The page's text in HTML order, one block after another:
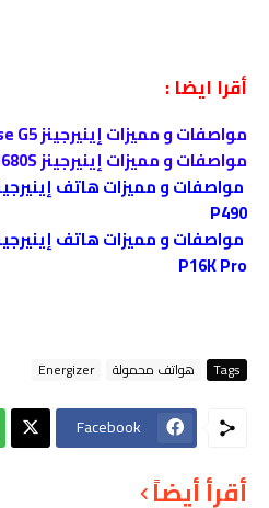
أقرا ايضا :
مواصفات و مميزات إينيرجينز Energizer Hard Case G5
مواصفات و مميزات إينيرجينز Energizer U680S
P490
P16K Pro
Tags هواتف محمولة Energizer
Facebook
أقرأ أيضاً